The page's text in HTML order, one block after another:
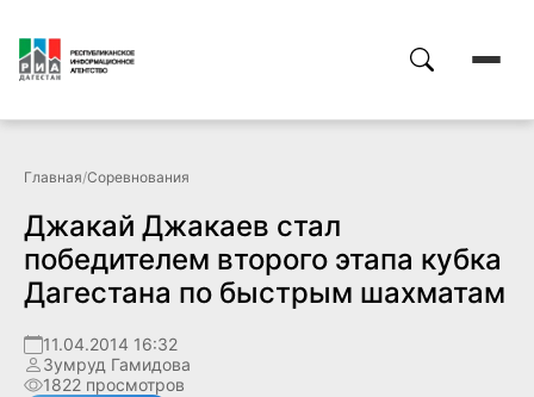
Главная/Соревнования
Джакай Джакаев стал
победителем второго этапа кубка
Дагестана по быстрым шахматам
11.04.2014 16:32
Зумруд Гамидова
1822 просмотров